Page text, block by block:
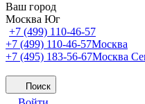
Ваш город
Москва Юг
+7 (499) 110-46-57
+7 (499) 110-46-57Москва
+7 (495) 183-56-67Москва
Поиск